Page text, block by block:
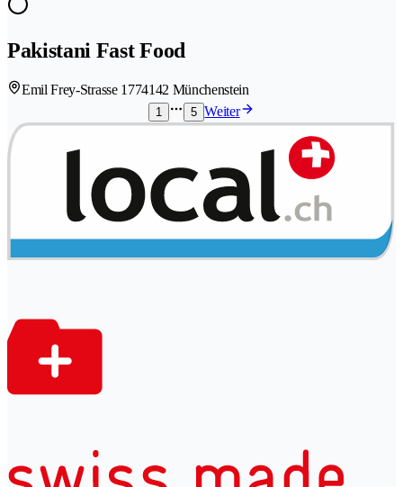
Pakistani Fast Food
Emil Frey-Strasse 1774142 Münchenstein
1 5 Weiter